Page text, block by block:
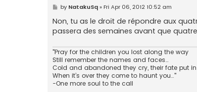
P
s
t
by NatakuSq» Fri Apr 06, 2012 10:52 am
Non, tu as le droit de répondre aux
passera des semaines avant que
"Pray for the children you lost along the way
Still remember the names and faces…
Cold and abandoned they cry, their fate put
When it’s over they come to haunt you…"
-One more soul to the call